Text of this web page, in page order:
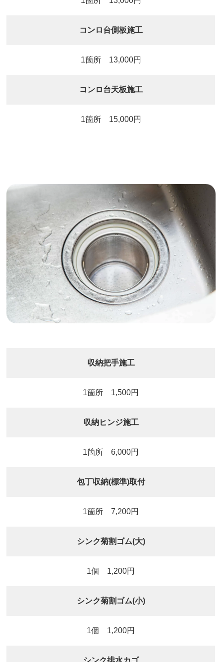
コンロ台側板施工
1箇所 13,000円
コンロ台天板施工
1箇所 15,000円
収納把手施工
1箇所 1,500円
収納ヒンジ施工
1箇所 6,000円
包丁収納(標準)取付
1箇所 7,200円
シンク菊割ゴム(大)
1個 1,200円
シンク菊割ゴム(小)
1個 1,200円